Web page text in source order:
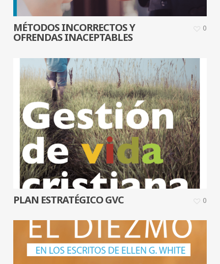
MÉTODOS INCORRECTOS Y
OFRENDAS INACEPTABLES
0
PLAN ESTRATÉGICO GVC 0